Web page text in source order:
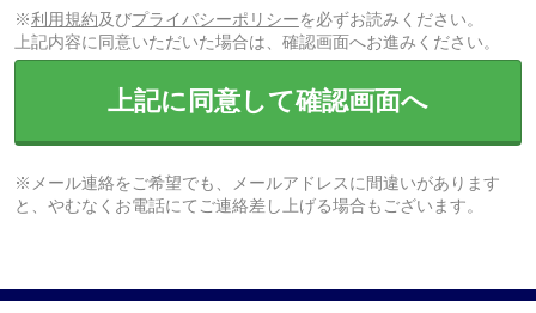
※利用規約及びプライバシーポリシーを必ずお読みください。
上記内容に同意いただいた場合は、確認画面へお進みください。
上記に同意して確認画面へ
※メール連絡をご希望でも、メールアドレスに間違いがあります
と、やむなくお電話にてご連絡差し上げる場合もございます。